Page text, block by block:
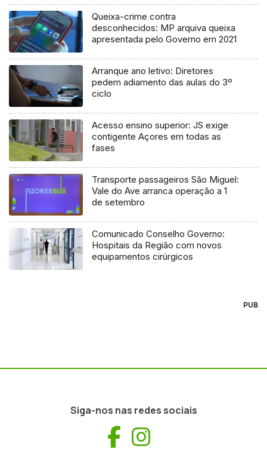
Queixa-crime contra
desconhecidos: MP arquiva queixa
apresentada pelo Governo em 2021
Arranque ano letivo: Diretores
pedem adiamento das aulas do 3º
ciclo
Acesso ensino superior: JS exige
contigente Açores em todas as
fases
Transporte passageiros São Miguel:
Vale do Ave arranca operação a 1
de setembro
Comunicado Conselho Governo:
Hospitais da Região com novos
equipamentos cirúrgicos
PUB
Siga-nos nas redes sociais
Facebook